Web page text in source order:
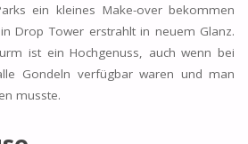
ein kleines Make-over bekommen
Drop Tower erstrahlt in neuem Glanz.
ist ein Hochgenuss, auch wenn bei
Gondeln verfügbar waren und man
musste.